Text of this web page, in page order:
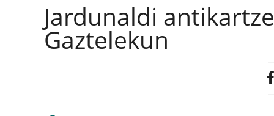
Jardunaldi
Gaztelekun